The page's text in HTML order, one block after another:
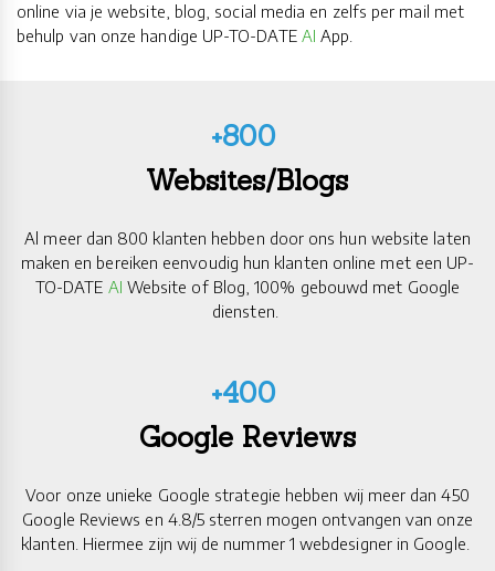
online via je website, blog, social media en zelfs per mail met
behulp van onze handige UP-TO-DATE AI App.
+800
Websites/Blogs
Al meer dan 800 klanten hebben door ons hun website laten
maken en bereiken eenvoudig hun klanten online met een UP-
TO-DATE AI Website of Blog, 100% gebouwd met Google
diensten.
+400
Google Reviews
Voor onze unieke Google strategie hebben wij meer dan 450
Google Reviews en 4.8/5 sterren mogen ontvangen van onze
klanten. Hiermee zijn wij de nummer 1 webdesigner in Google.